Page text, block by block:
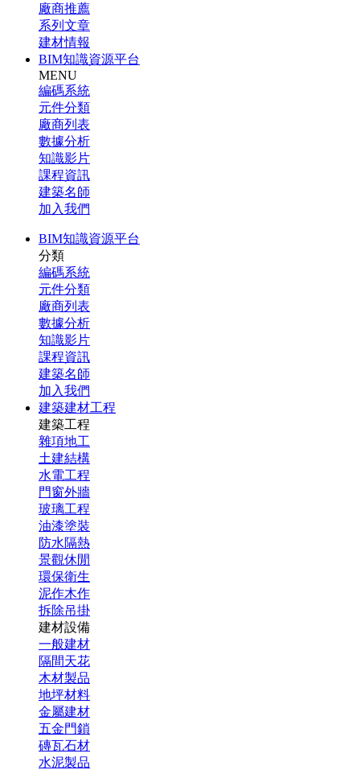
廠商推薦
系列文章
建材情報
BIM知識資源平台
MENU
編碼系統
元件分類
廠商列表
數據分析
知識影片
課程資訊
建築名師
加入我們
BIM知識資源平台
分類
編碼系統
元件分類
廠商列表
數據分析
知識影片
課程資訊
建築名師
加入我們
建築建材工程
建築工程
雜項地工
土建結構
水電工程
門窗外牆
玻璃工程
油漆塗裝
防水隔熱
景觀休閒
環保衛生
泥作木作
拆除吊掛
建材設備
一般建材
隔間天花
木材製品
地坪材料
金屬建材
五金門鎖
磚瓦石材
水泥製品